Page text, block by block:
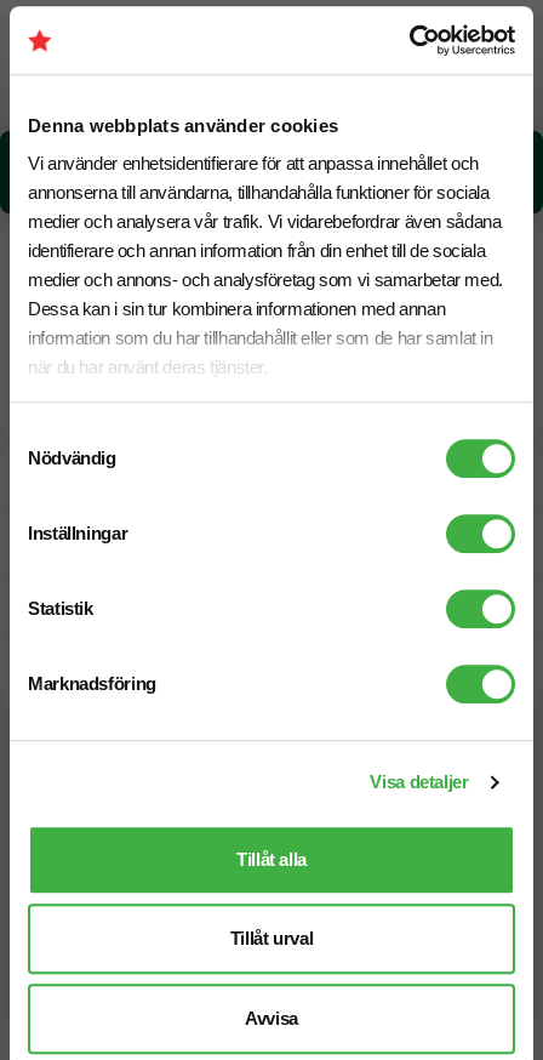
Denna webbplats använder cookies
Vi använder enhetsidentifierare för att anpassa innehållet och
annonserna till användarna, tillhandahålla funktioner för sociala
medier och analysera vår trafik. Vi vidarebefordrar även sådana
identifierare och annan information från din enhet till de sociala
medier och annons- och analysföretag som vi samarbetar med.
Dessa kan i sin tur kombinera informationen med annan
information som du har tillhandahållit eller som de har samlat in
när du har använt deras tjänster.
Nödvändig
Inställningar
Statistik
Marknadsföring
Visa detaljer
Tillåt alla
Tillåt urval
Avvisa
18 Augusti Beräknad leveranstid: 6 arbetsdagar
CO₂e -avtryck:
0,88687814586163 kg CO₂e / per styck
Fri offert
Prisgaranti
Telefon: 019-760 65 00
Mån-fre 08.30 - 17.00